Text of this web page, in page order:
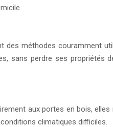
méthodes couramment
sans perdre ses propriétés
aux portes en bois,
climatiques difficiles.